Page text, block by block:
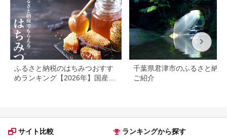
ふるさと納税のはちみつおすす
めランキング【2026年】国産・
千葉県君津市のふるさと納税
ご紹介
サイト比較 ランキングから探す